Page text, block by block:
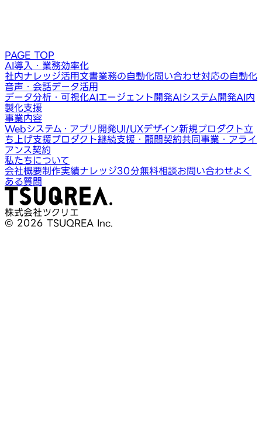
PAGE TOP
AI導入・業務効率化
社内ナレッジ活用文書業務の自動化問い合わせ対応の自動化
音声・会話データ活用
データ分析・可視化AIエージェント開発AIシステム開発AI内
製化支援
事業内容
Webシステム・アプリ開発UI/UXデザイン新規プロダクト立
ち上げ支援プロダクト継続支援・顧問契約共同事業・アライ
アンス契約
私たちについて
会社概要制作実績ナレッジ30分無料相談お問い合わせよく
ある質問
株式会社ツクリエ
© 2026 TSUQREA Inc.